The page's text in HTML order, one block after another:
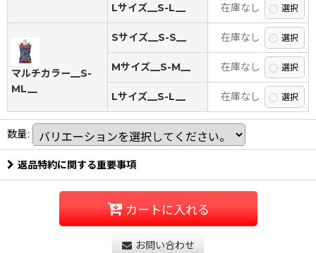
Lサイズ__S-L__ 在庫なし
マルチカラー__S-
ML__
Sサイズ__S-S__ 在庫なし
Mサイズ__S-M__ 在庫なし
Lサイズ__S-L__ 在庫なし
数量:
返品特約に関する重要事項
カートに入れる
お問い合わせ